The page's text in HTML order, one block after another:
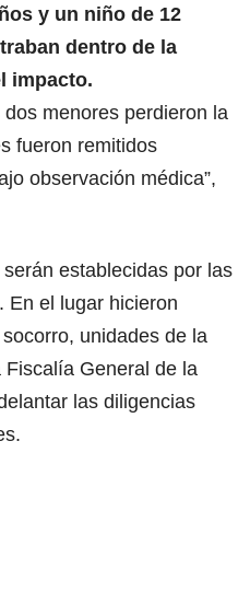
y un niño de 12
dentro de la
impacto.
menores perdieron la
fueron remitidos
observación médica”,
establecidas por las
En el lugar hicieron
unidades de la
General de la
las diligencias